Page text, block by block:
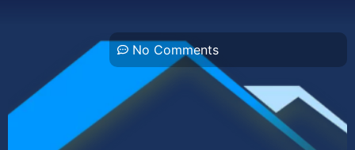
No Comments